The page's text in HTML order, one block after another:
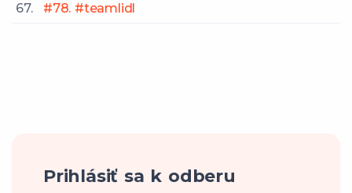
67.
#78. #teamlidl
Prihlásiť sa k odberu